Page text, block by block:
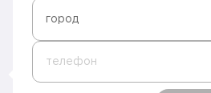
город
телефон